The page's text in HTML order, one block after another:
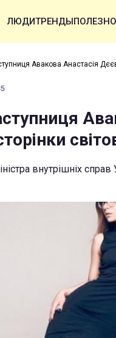
ЛЮДИТРЕНДЫ
Авакова Анастасія
внутрішніх справ